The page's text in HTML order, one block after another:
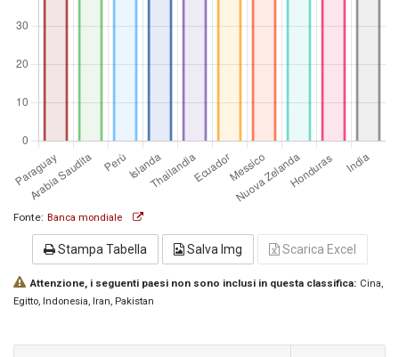
Fonte: Banca mondiale
Stampa Tabella Salva Img Scarica Excel
Attenzione, i seguenti paesi non sono inclusi in questa classifica: Cina,
Egitto, Indonesia, Iran, Pakistan